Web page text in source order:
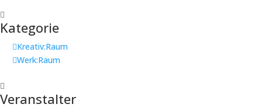
Kategorie
Kreativ:Raum
Werk:Raum
Veranstalter